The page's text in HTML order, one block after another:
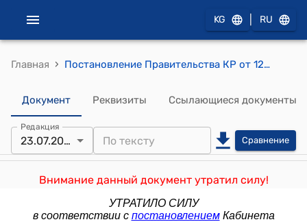
KG RU
Главная › Постановление Правительства КР от 12 мая 2006 года № 346 "О внесении изменений в некоторые решения Правительства Кыргызской Республики"
Документ Реквизиты Ссылающиеся документы
Редакция
23.07.2024 Сравнение
Внимание данный документ утратил силу!